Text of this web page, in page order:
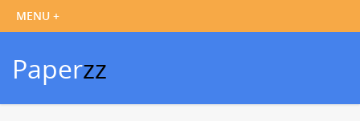
Paperzz